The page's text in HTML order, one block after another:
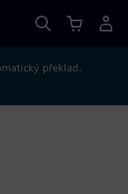
překlad.